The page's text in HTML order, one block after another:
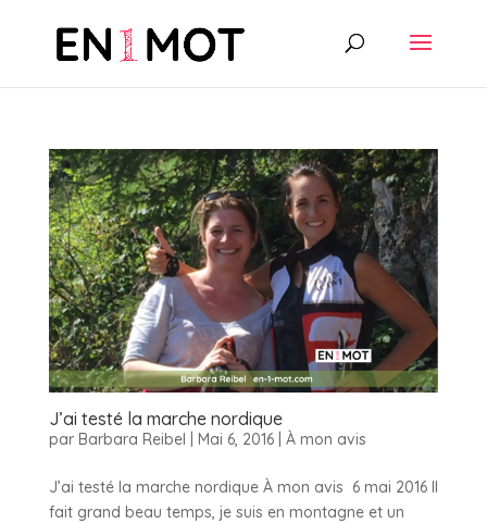
J’ai testé la marche nordique
par Barbara Reibel Mai 6, 2016| À mon avis
J’ai testé la marche nordique À mon avis 6 mai 2016 Il
fait grand beau temps, je suis en montagne et un